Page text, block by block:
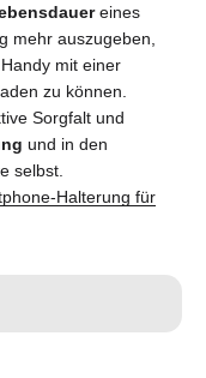
eines
mehr auszugeben,
mit einer
zu können.
Sorgfalt und
und in den
selbst.
Halterung für